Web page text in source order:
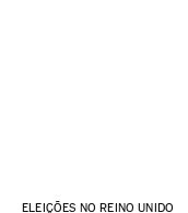
ELEIÇÕES NO REINO UNIDO